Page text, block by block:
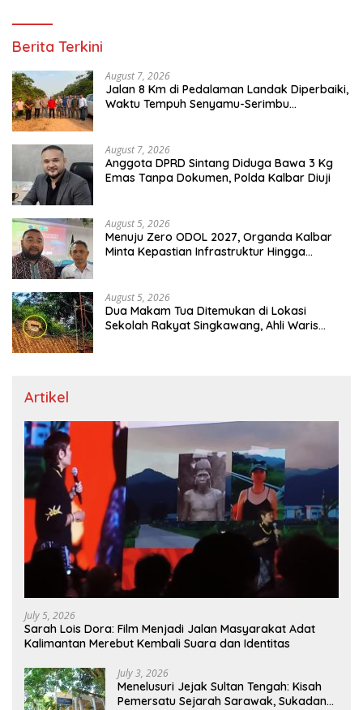
Berita Terkini
August 7, 2026
Jalan 8 Km di Pedalaman Landak Diperbaiki,
Waktu Tempuh Senyamu-Serimbu
August 7, 2026
Anggota DPRD Sintang Diduga Bawa 3 Kg
Emas Tanpa Dokumen, Polda Kalbar Diuji
August 5, 2026
Menuju Zero ODOL 2027, Organda Kalbar
Minta Kepastian Infrastruktur Hingga
August 5, 2026
Dua Makam Tua Ditemukan di Lokasi
Sekolah Rakyat Singkawang, Ahli Waris
Artikel
July 5, 2026
Sarah Lois Dora: Film Menjadi Jalan Masyarakat Adat
Kalimantan Merebut Kembali Suara dan Identitas
July 3, 2026
Menelusuri Jejak Sultan Tengah: Kisah
Pemersatu Sejarah Sarawak, Sukadana,